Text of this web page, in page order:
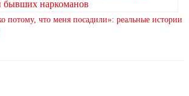
потому, что меня посадили»: реальные истории